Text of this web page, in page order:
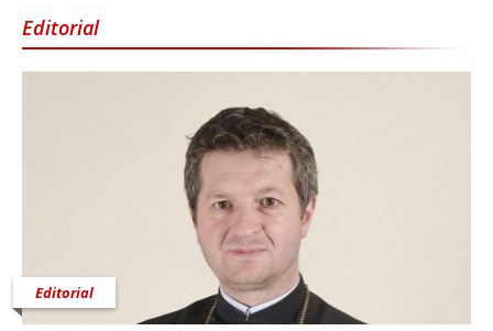
Editorial
Editorial